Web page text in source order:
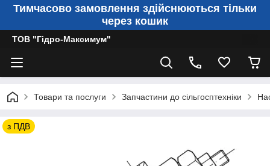
Тимчасово замовлення здійснюються тільки
через кошик
ТОВ "Гідро-Максимум"
Товари та послуги Запчастини до сільгосптехніки
з ПДВ